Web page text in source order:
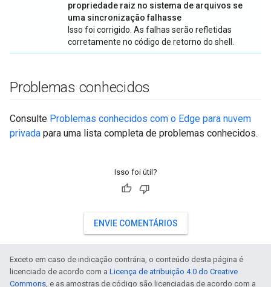
propriedade raiz no sistema de arquivos se
uma sincronização falhasse
Isso foi corrigido. As falhas serão refletidas
corretamente no código de retorno do shell.
Problemas conhecidos
Consulte Problemas conhecidos com o Edge para nuvem
privada para uma lista completa de problemas conhecidos.
Isso foi útil?
ENVIE COMENTÁRIOS
Exceto em caso de indicação contrária, o conteúdo desta página é
licenciado de acordo com a Licença de atribuição 4.0 do Creative
Commons, e as amostras de código são licenciadas de acordo com a